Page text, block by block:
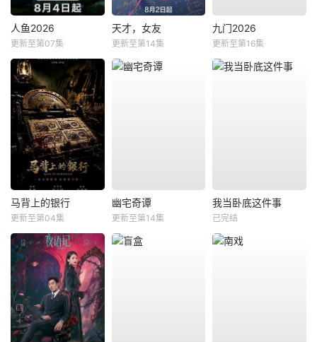
人鱼2026
更新至第07集
天才，女友
更新至第14集
九门2026
更新至第16集
马背上的银行
更新至第04集
幽宅奇谭
更新至第14集
我当卧底这件事
已完结